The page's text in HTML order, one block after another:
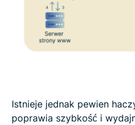
Istnieje jednak pewien
poprawia szybkość i